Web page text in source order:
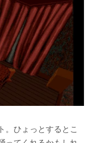
。ひょっとするとこ